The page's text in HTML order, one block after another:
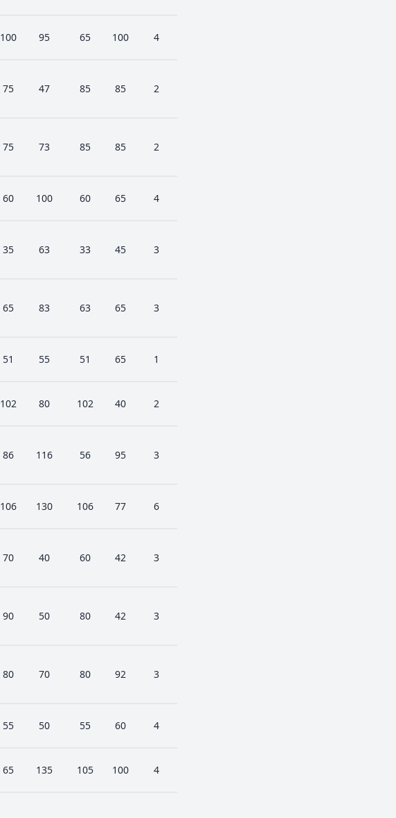
100 95 65 100 4
75 47 85 85 2
75 73 85 85 2
60 100 60 65 4
35 63 33 45 3
65 83 63 65 3
51 55 51 65 1
102 80 102 40 2
86 116 56 95 3
106 130 106 77 6
70 40 60 42 3
90 50 80 42 3
80 70 80 92 3
55 50 55 60 4
65 135 105 100 4